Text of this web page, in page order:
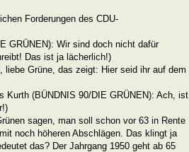
Forderungen des CDU-
GRÜNEN): Wir sind doch nicht dafür
Das ist ja lächerlich!)
liebe Grüne, das zeigt: Hier seid ihr auf dem
Kurth (BÜNDNIS 90/DIE GRÜNEN): Ach, ist
sagen, man soll schon vor 63 in Rente
noch höheren Abschlägen. Das klingt ja
das? Der Jahrgang 1950 geht ab 65